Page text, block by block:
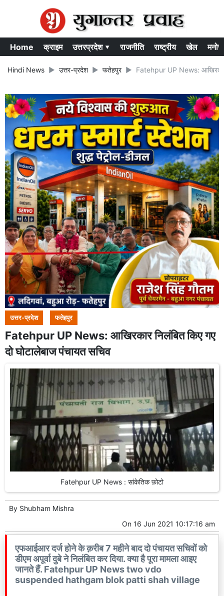
Home क्राइम उत्तरप्रदेश ▾ राजनीति राष्ट्रीय खेल
Hindi News उत्तर-प्रदेश फतेहपुर Fatehpur UP News: आखिरकार
उत्तर-प्रदेश फतेहपुर
Fatehpur UP News: आखिरकार निलंबित किए गए
दो घोटालेबाज पंचायत सचिव
Fatehpur UP News : सांकेतिक फ़ोटो
By Shubham Mishra
On 16 Jun 2021 10:17:16 am
एफआईआर दर्ज होने के क़रीब 7 महीने बाद दो पंचायत सचिवों को
डीएम अपूर्वा दुबे ने निलंबित कर दिया. क्या है पूरा मामला आइए
जानते हैं. Fatehpur UP News two vdo
suspended hathgam blok patti shah village